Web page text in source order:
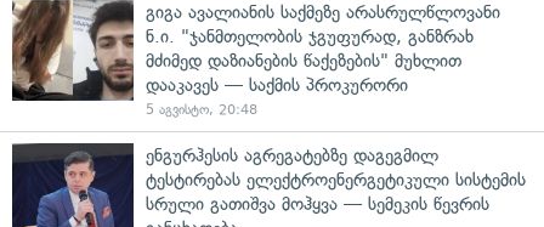
გიგა ავალიანის საქმეზე არასრულწლოვანი
ნ.ი. "ჯანმთელობის ჯგუფურად, განზრახ
მძიმედ დაზიანების წაქეზების" მუხლით
დააკავეს — საქმის პროკურორი
5 აგვისტო, 20:48
ენგურჰესის აგრეგატებზე დაგეგმილ
ტესტირებას ელექტროენერგეტიკული სისტემის
სრული გათიშვა მოჰყვა — სემეკის წევრის